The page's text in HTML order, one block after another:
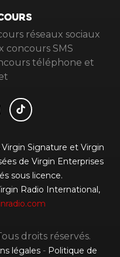
réseaux sociaux
concours SMS
téléphone et
Signature et Virgin
de Virgin Enterprises
sous licence.
Radio International,
droits réservés.
légales - Politique de